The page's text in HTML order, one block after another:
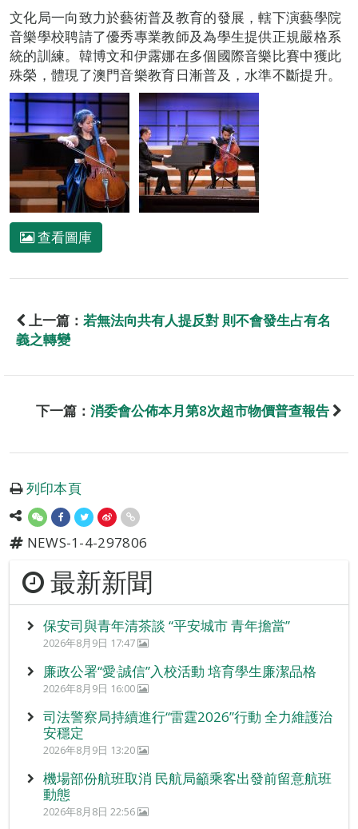
文化局一向致力於藝術普及教育的發展，轄下演藝學院
音樂學校聘請了優秀專業教師及為學生提供正規嚴格系
統的訓練。韓博文和伊露娜在多個國際音樂比賽中獲此
殊榮，體現了澳門音樂教育日漸普及，水準不斷提升。
查看圖庫
上一篇： 若無法向共有人提反對 則不會發生占有名
義之轉變
下一篇： 消委會公佈本月第8次超市物價普查報告
列印本頁
NEWS-1-4-297806
最新新聞
保安司與青年清茶談 “平安城市 青年擔當”
2026年8月9日 17:47
廉政公署“愛‧誠信”入校活動 培育學生廉潔品格
2026年8月9日 16:00
司法警察局持續進行“雷霆2026”行動 全力維護治
安穩定
2026年8月9日 13:20
機場部份航班取消 民航局籲乘客出發前留意航班
動態
2026年8月8日 22:56